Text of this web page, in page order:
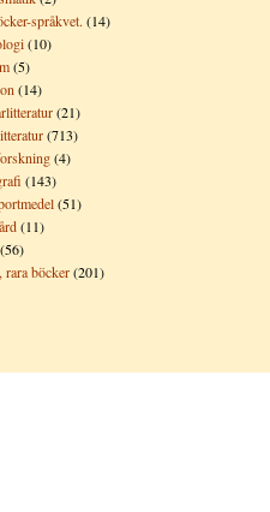
språkvet. (14)
(10)
(5)
(14)
(21)
(713)
(4)
(143)
(51)
(11)
(56)
rara böcker(201)